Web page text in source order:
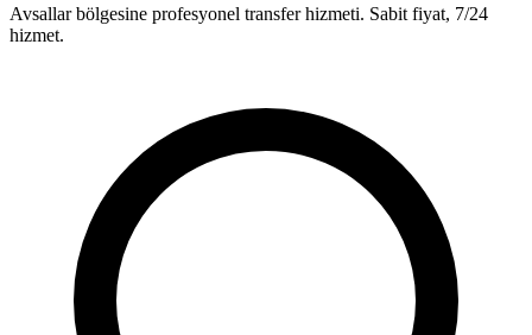
Avsallar bölgesine profesyonel transfer hizmeti. Sabit fiyat, 7/24
hizmet.